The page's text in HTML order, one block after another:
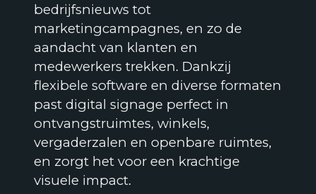
bedrijfsnieuws tot
marketingcampagnes, en zo de
aandacht van klanten en
medewerkers trekken. Dankzij
flexibele software en diverse formaten
past digital signage perfect in
ontvangstruimtes, winkels,
vergaderzalen en openbare ruimtes,
en zorgt het voor een krachtige
visuele impact.